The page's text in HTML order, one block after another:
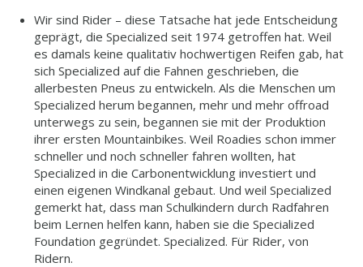
Wir sind Rider – diese Tatsache hat jede Entscheidung
geprägt, die Specialized seit 1974 getroffen hat. Weil
es damals keine qualitativ hochwertigen Reifen gab, hat
sich Specialized auf die Fahnen geschrieben, die
allerbesten Pneus zu entwickeln. Als die Menschen um
Specialized herum begannen, mehr und mehr offroad
unterwegs zu sein, begannen sie mit der Produktion
ihrer ersten Mountainbikes. Weil Roadies schon immer
schneller und noch schneller fahren wollten, hat
Specialized in die Carbonentwicklung investiert und
einen eigenen Windkanal gebaut. Und weil Specialized
gemerkt hat, dass man Schulkindern durch Radfahren
beim Lernen helfen kann, haben sie die Specialized
Foundation gegründet. Specialized. Für Rider, von
Ridern.